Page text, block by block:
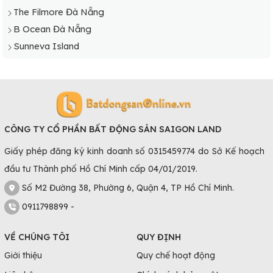
hạn, khiến cho bất động sản của thành phố bên
sông Hàn càng trở thành “tấc đất tấc vàng”.
Đà Nẵng đã và đang là khu vực giàu tiềm năng và
Sự phát triển vượt bậc về kinh tế đã thu hút một
lượng lớn dân cư đến sinh sống và làm việc tại
đây khiến nhu cầu về nhà ở tăng cao hơn,
việc mua bán căn hộ chung cưphát triển mạnh
mẽ hơn trước.
Lý giải về nguyên nhân khiến hoạt động mua bán
Đà Nẵng đang trong quá trình phát triển mạnh
mẽ để trở thành trung tâm kinh tế - xã hội của
nước.
Hơn nữa, sự phát triển vượt bậc của hạ tầng đã
tạo điều kiện cho ngành du lịch phát triển, đây là
The Filmore Đà Nẵng
B Ocean Đà Nẵng
Sunneva Island
CÔNG TY CỔ PHẦN BẤT ĐỘNG SẢN SAIGON LAND
Giấy phép đăng ký kinh doanh số 0315459774 do Sở Kế hoạch
đầu tư Thành phố Hồ Chí Minh cấp 04/01/2019.
Số M2 Đường 38, Phường 6, Quận 4, TP Hồ Chí Minh.
0911798899 -
VỀ CHÚNG TÔI
Giới thiệu
QUY ĐỊNH
Quy chế hoạt động